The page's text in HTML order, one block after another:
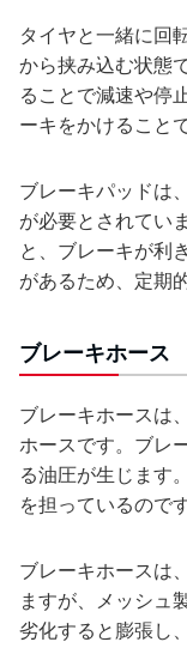
タイヤと一緒に回
から挟み込む状態
ることで減速や停
ーキをかけること
ブレーキパッドは
が必要とされてい
と、ブレーキが利
があるため、定期
ブレーキホース
ブレーキホースは
ホースです。ブレ
る油圧が生じます
を担っているのです
ブレーキホースは
ますが、メッシュ
劣化すると膨張し